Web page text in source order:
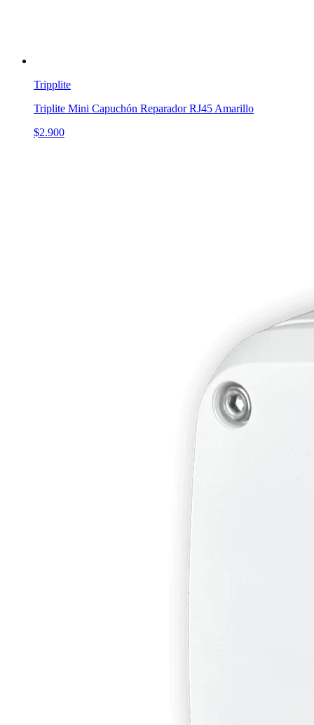
Tripplite
Triplite Mini Capuchón Reparador RJ45 Amarillo
$2.900